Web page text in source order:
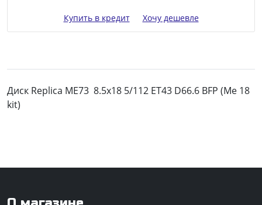
Купить в кредит Хочу дешевле
Диск Replica ME73 8.5x18 5/112 ET43 D66.6 BFP (Me 18
kit)